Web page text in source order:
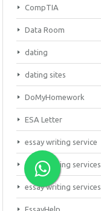
CompTIA
Data Room
dating
dating sites
DoMyHomework
ESA Letter
essay writing service
essay writing services
essay writing
EssayHelp